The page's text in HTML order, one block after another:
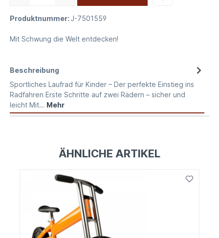
Produktnummer: J-7501559
Mit Schwung die Welt entdecken!
Beschreibung
Sportliches Laufrad für Kinder – Der perfekte Einstieg ins
Radfahren Erste Schritte auf zwei Rädern – sicher und
leicht Mit… Mehr
ÄHNLICHE ARTIKEL